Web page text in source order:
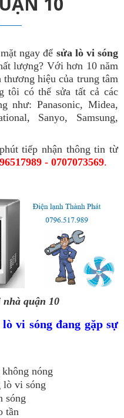
ngay để sửa lò vi sóng
lượng? Với hơn 10 năm
hiệu của trung tâm
tôi có thể sửa tất cả các
như: Panasonic, Midea,
Sanyo, Samsung,
tiếp nhận thông tin từ
- 0707073569.
nhà quận 10
vi sóng đang gặp sự
nóng
lò vi sóng
sóng
tần